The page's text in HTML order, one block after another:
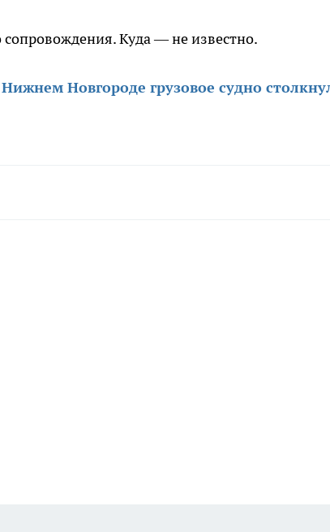
Куда — не известно.
Новгороде грузовое судно